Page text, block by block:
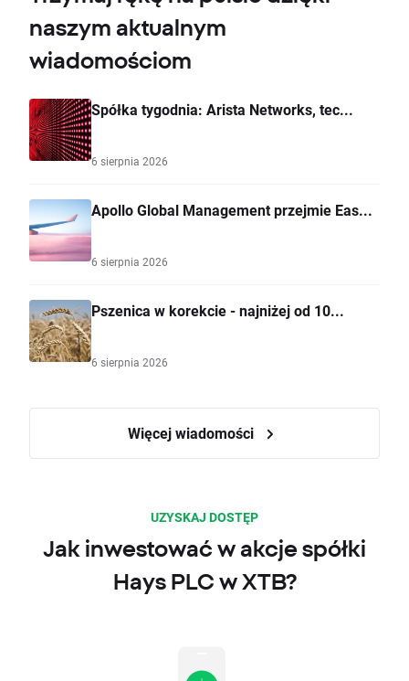
naszym aktualnym
wiadomościom
Spółka tygodnia: Arista Networks, tec...
6 sierpnia 2026
Apollo Global Management przejmie Eas...
6 sierpnia 2026
Pszenica w korekcie - najniżej od 10...
6 sierpnia 2026
Więcej wiadomości
UZYSKAJ DOSTĘP
Jak inwestować w akcje spółki
Hays PLC w XTB?